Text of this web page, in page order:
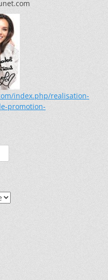
index.php/realisation-
promotion-